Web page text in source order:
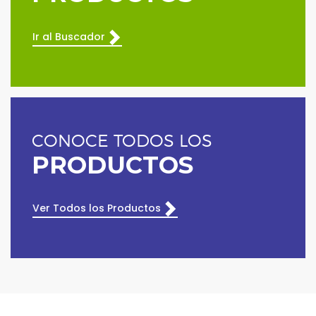
Ir al Buscador
CONOCE TODOS LOS
PRODUCTOS
Ver Todos los Productos